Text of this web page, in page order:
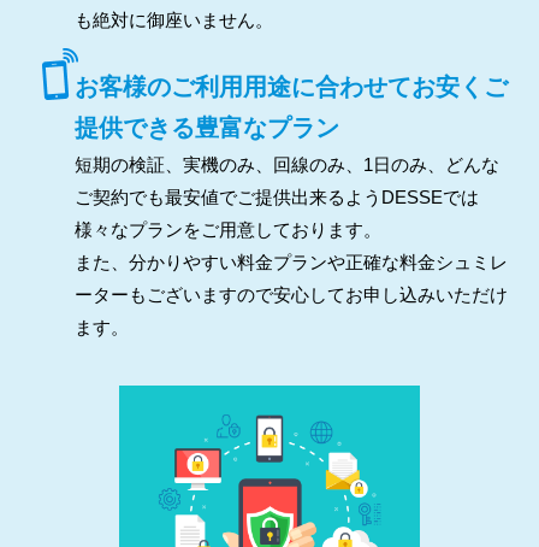
も絶対に御座いません。
お客様のご利用用途に合わせてお安くご
提供できる豊富なプラン
短期の検証、実機のみ、回線のみ、1日のみ、どんな
ご契約でも最安値でご提供出来るようDESSEでは
様々なプランをご用意しております。
また、分かりやすい料金プランや正確な料金シュミレ
ーターもございますので安心してお申し込みいただけ
ます。